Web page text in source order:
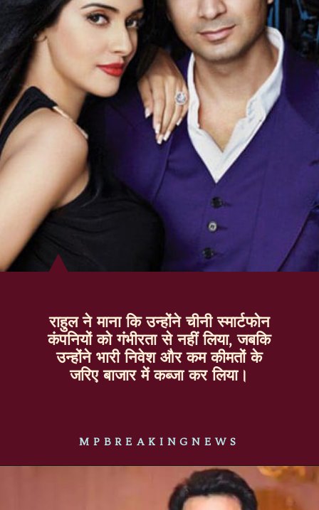
MPBREAKINGNEWS
राहुल ने माना कि उन्होंने चीनी स्मार्टफोन
कंपनियों को गंभीरता से नहीं लिया, जबकि
उन्होंने भारी निवेश और कम कीमतों के
जरिए बाजार में कब्जा कर लिया।